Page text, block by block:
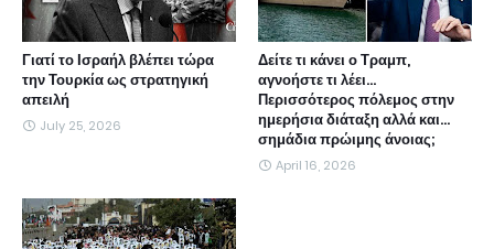
Γιατί το Ισραήλ βλέπει τώρα
την Τουρκία ως στρατηγική
απειλή
July 25, 2026
Δείτε τι κάνει ο Τραμπ,
αγνοήστε τι λέει...
Περισσότερος πόλεμος στην
ημερήσια διάταξη αλλά και...
σημάδια πρώιμης άνοιας;
April 16, 2026